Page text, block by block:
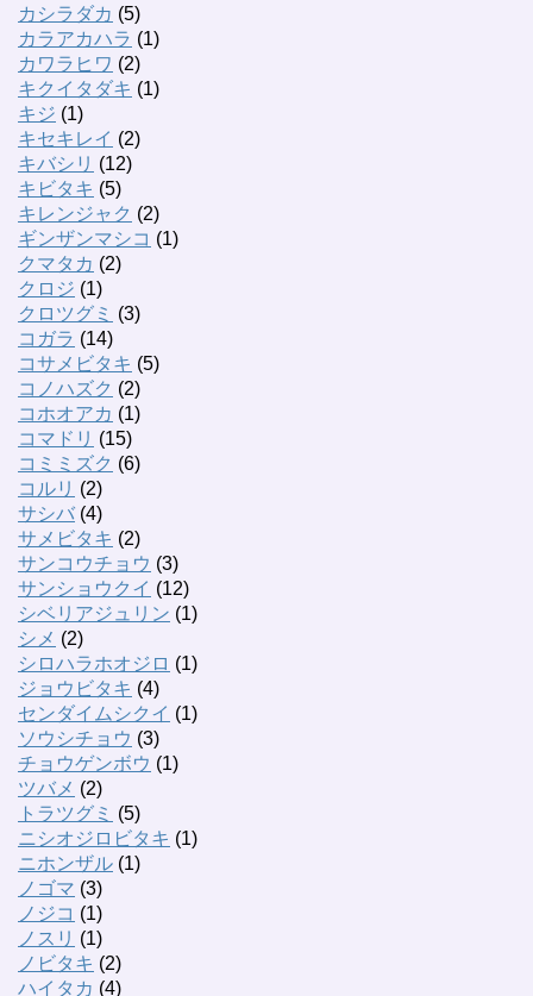
カシラダカ (5)
カラアカハラ (1)
カワラヒワ (2)
キクイタダキ (1)
キジ (1)
キセキレイ (2)
キバシリ (12)
キビタキ (5)
キレンジャク (2)
ギンザンマシコ (1)
クマタカ (2)
クロジ (1)
クロツグミ (3)
コガラ (14)
コサメビタキ (5)
コノハズク (2)
コホオアカ (1)
コマドリ (15)
コミミズク (6)
コルリ (2)
サシバ (4)
サメビタキ (2)
サンコウチョウ (3)
サンショウクイ (12)
シベリアジュリン (1)
シメ (2)
シロハラホオジロ (1)
ジョウビタキ (4)
センダイムシクイ (1)
ソウシチョウ (3)
チョウゲンボウ (1)
ツバメ (2)
トラツグミ (5)
ニシオジロビタキ (1)
ニホンザル (1)
ノゴマ (3)
ノジコ (1)
ノスリ (1)
ノビタキ (2)
ハイタカ (4)